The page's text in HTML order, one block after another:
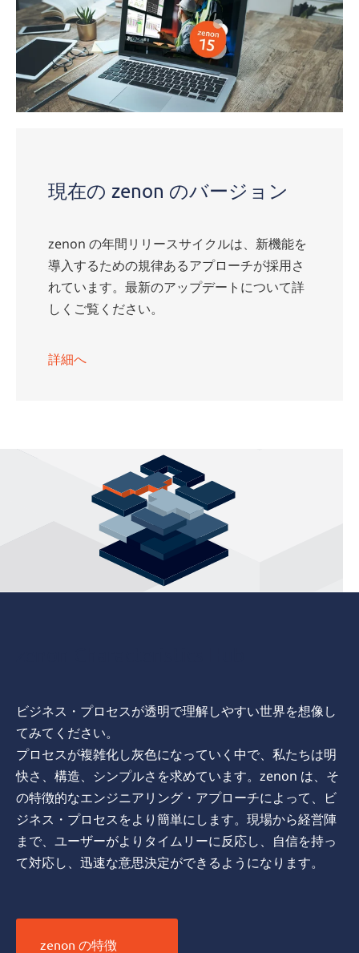
の
バ
ー
ジ
ン
現在の zenon のバージョン
zenon の年間リリースサイクルは、新機能を
導入するための規律あるアプローチが採用さ
れています。最新のアップデートについて詳
しくご覧ください。
詳細へ
ビジネス・プロセスが透明で理解しやすい世界を想像し
てみてください。
プロセスが複雑化し灰色になっていく中で、私たちは明
快さ、構造、シンプルさを求めています。zenon は、そ
の特徴的なエンジニアリング・アプローチによって、ビ
ジネス・プロセスをより簡単にします。現場から経営陣
まで、ユーザーがよりタイムリーに反応し、自信を持っ
て対応し、迅速な意思決定ができるようになります。
zenon の特徴